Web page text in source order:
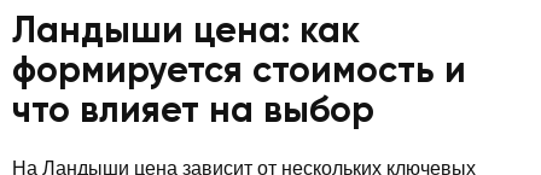
Ландыши цена: как
формируется стоимость и
что влияет на выбор
На Ландыши цена зависит от нескольких ключевых